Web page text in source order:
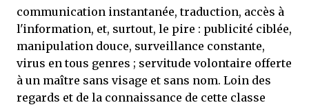
communication instantanée, traduction, accès à
l'information, et, surtout, le pire : publicité ciblée,
manipulation douce, surveillance constante,
virus en tous genres ; servitude volontaire offerte
à un maître sans visage et sans nom. Loin des
regards et de la connaissance de cette classe